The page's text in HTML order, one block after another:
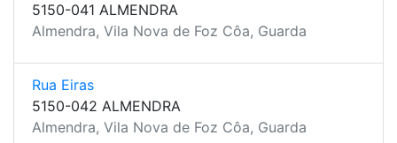
5150-041 ALMENDRA
Almendra, Vila Nova de Foz Côa, Guarda
Rua Eiras
5150-042 ALMENDRA
Almendra, Vila Nova de Foz Côa, Guarda